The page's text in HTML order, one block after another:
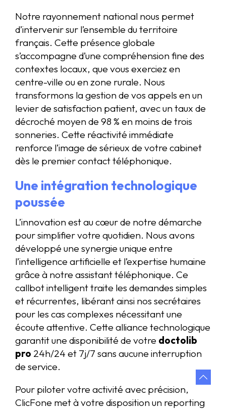
Notre rayonnement national nous permet
d’intervenir sur l’ensemble du territoire
français. Cette présence globale
s’accompagne d’une compréhension fine des
contextes locaux, que vous exerciez en
centre-ville ou en zone rurale. Nous
transformons la gestion de vos appels en un
levier de satisfaction patient, avec un taux de
décroché moyen de 98 % en moins de trois
sonneries. Cette réactivité immédiate
renforce l’image de sérieux de votre cabinet
dès le premier contact téléphonique.
Une intégration technologique
poussée
L’innovation est au cœur de notre démarche
pour simplifier votre quotidien. Nous avons
développé une synergie unique entre
l’intelligence artificielle et l’expertise humaine
grâce à notre assistant téléphonique. Ce
callbot intelligent traite les demandes simples
et récurrentes, libérant ainsi nos secrétaires
pour les cas complexes nécessitant une
écoute attentive. Cette alliance technologique
garantit une disponibilité de votre doctolib
pro 24h/24 et 7j/7 sans aucune interruption
de service.
Pour piloter votre activité avec précision,
ClicFone met à votre disposition un reporting